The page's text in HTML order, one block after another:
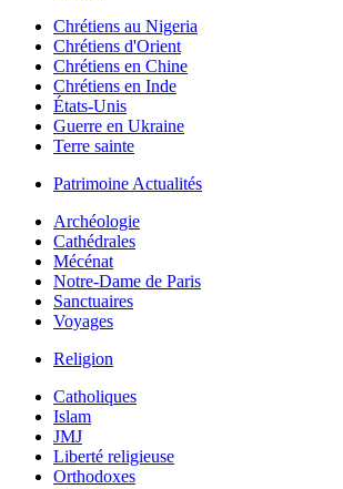
Chrétiens au Nigeria
Chrétiens d'Orient
Chrétiens en Chine
Chrétiens en Inde
États-Unis
Guerre en Ukraine
Terre sainte
Patrimoine Actualités
Archéologie
Cathédrales
Mécénat
Notre-Dame de Paris
Sanctuaires
Voyages
Religion
Catholiques
Islam
JMJ
Liberté religieuse
Orthodoxes